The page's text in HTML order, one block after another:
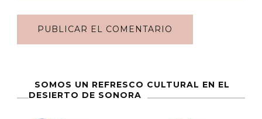
SOMOS UN REFRESCO CULTURAL EN EL
DESIERTO DE SONORA